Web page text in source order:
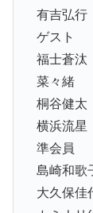
有吉弘行
ゲスト
福士蒼汰
菜々緒
桐谷健太
横浜流星
準会員
島崎和歌
大久保佳